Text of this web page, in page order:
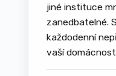
jiné instituce
zanedbatelné.
každodenní
vaší